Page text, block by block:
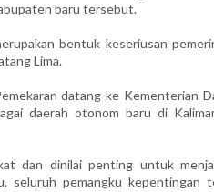
baru tersebut.
bentuk keseriusan
Lima.
datang ke Kementerian
daerah otonom baru di
dan dinilai penting untuk
seluruh pemangku kepentingan